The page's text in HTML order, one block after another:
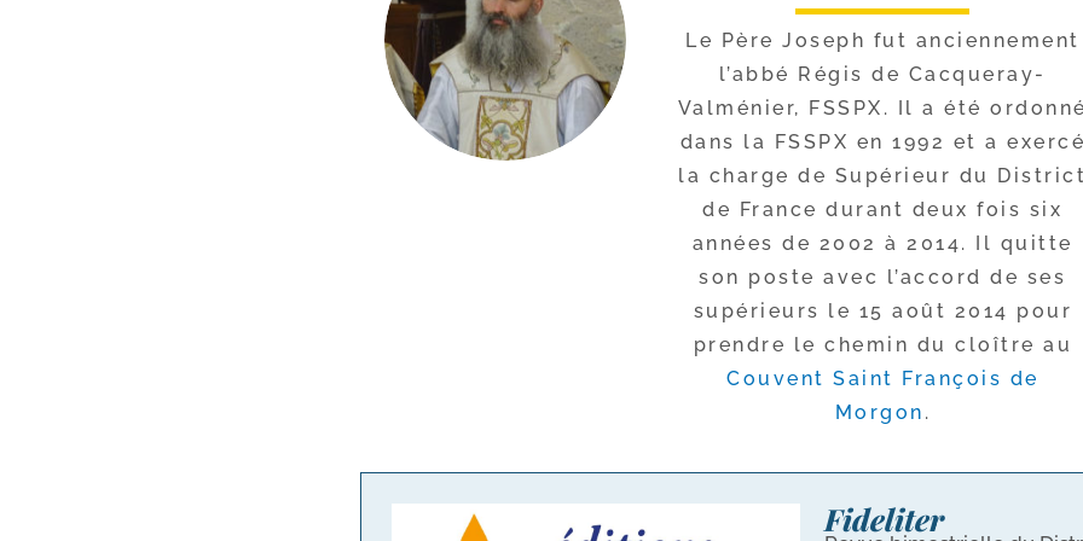
Le Père Joseph fut ancien­ne­ment
l’ab­bé Régis de Cacqueray-​
Valménier, FSSPX. Il a été ordon­né
dans la FSSPX en 1992 et a exer­cé
la charge de Supérieur du District
de France durant deux fois six
années de 2002 à 2014. Il quitte
son poste avec l’ac­cord de ses
supé­rieurs le 15 août 2014 pour
prendre le che­min du cloître au
Couvent Saint François de
Morgon .
Fideliter